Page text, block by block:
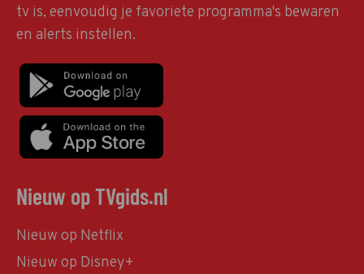
tv is, eenvoudig je favoriete programma's bewaren
en alerts instellen.
Nieuw op TVgids.nl
Nieuw op Netflix
Nieuw op Disney+